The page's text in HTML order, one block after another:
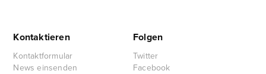
Kontaktieren
Kontaktformular
News einsenden
Folgen
Twitter
Facebook